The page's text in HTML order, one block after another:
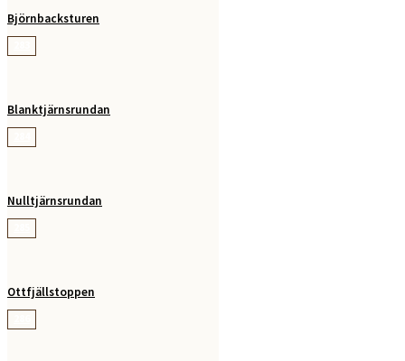
Björnbacksturen
Blanktjärnsrundan
Nulltjärnsrundan
Ottfjällstoppen